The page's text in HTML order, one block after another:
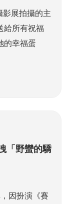
展拍攝的主
給所有祝福
的幸福蛋
「野蠻的驕
因扮演《賽